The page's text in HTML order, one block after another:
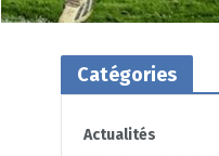
Catégories
Actualités